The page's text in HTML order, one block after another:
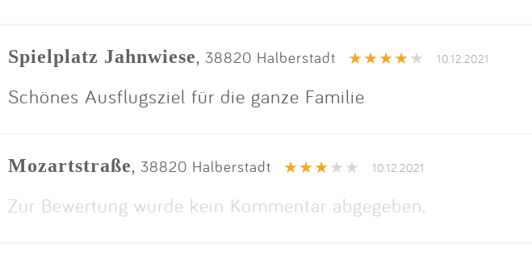
Spielplatz Jahnwiese, 38820 Halberstadt 10.12.2021
Schönes Ausflugsziel für die ganze Familie
Mozartstraße, 38820 Halberstadt 10.12.2021
Zur Bewertung wurde kein Kommentar abgegeben.